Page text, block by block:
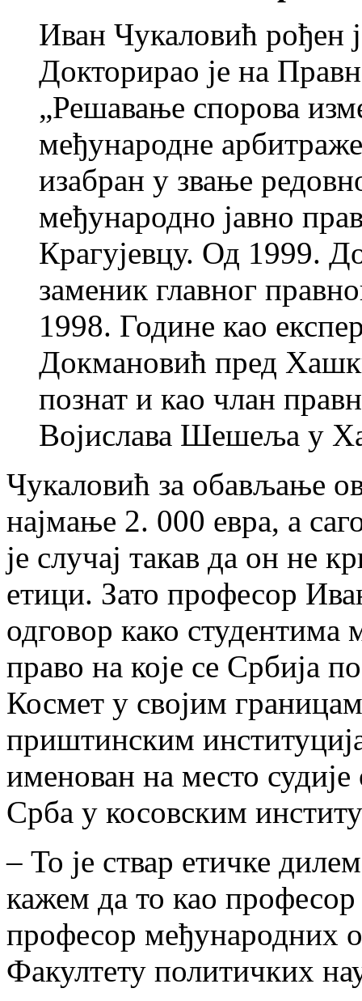
Иван Чукаловић рођен
Докторирао је на
„Решавање спорова
међународне
изабран у звање
међународно јавно
Крагујевцу. Од 1999.
заменик главног
1998. Године као
Докмановић пред
познат и као члан
Војислава Шешеља у
Чукаловић за обављање
најмање 2. 000 евра, а
је случај такав да он не
етици. Зато професор
одговор како студентима
право на које се Србија
Космет у својим
приштинским
именован на место судије
Срба у косовским
– То је ствар етичке
кажем да то као
професор међународних
Факултету политичких